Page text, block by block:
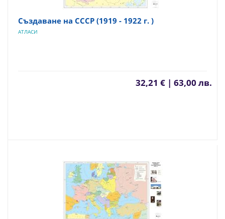
Създаване на СССР (1919 - 1922 г. )
АТЛАСИ
32,21 € | 63,00 лв.